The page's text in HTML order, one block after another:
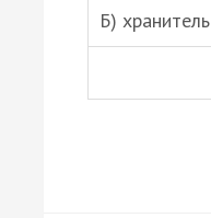
Б)